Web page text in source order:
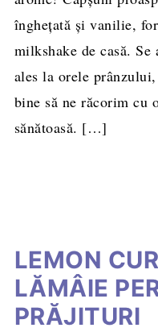
înghețată și vanilie,
milkshake de casă.
ales la orele
bine să ne răcorim cu
sănătoasă. […]
LEMON
LĂMÂIE
PRĂJITURI